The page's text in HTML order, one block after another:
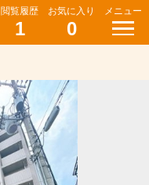
閲覧履歴
1
お気に入り
0
メニュー